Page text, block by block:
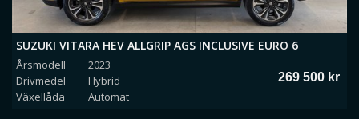
SUZUKI VITARA HEV ALLGRIP AGS INCLUSIVE EURO 6
Årsmodell
2023
Drivmedel
Hybrid
Växellåda
Automat
269 500 kr